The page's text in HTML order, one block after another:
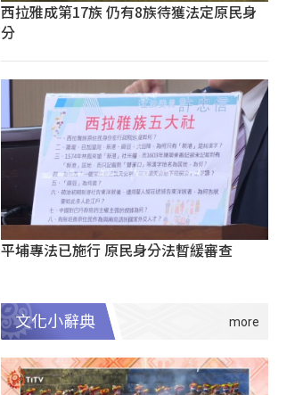
西拉雅成第17族 仍有8族待獲法定原民身
分
平埔專法已施行 原民身分法暫緩審查
文化小辭典